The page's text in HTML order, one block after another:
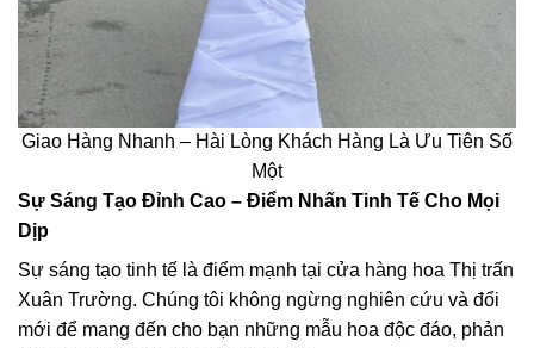
Giao Hàng Nhanh – Hài Lòng Khách Hàng Là Ưu Tiên Số
Một
Sự Sáng Tạo Đỉnh Cao – Điểm Nhấn Tinh Tế Cho Mọi
Dịp
Sự sáng tạo tinh tế là điểm mạnh tại cửa hàng hoa Thị trấn
Xuân Trường. Chúng tôi không ngừng nghiên cứu và đổi
mới để mang đến cho bạn những mẫu hoa độc đáo, phản